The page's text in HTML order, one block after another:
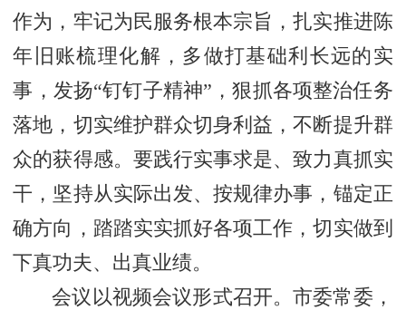
作为，牢记为民服务根本宗旨，扎实推进陈
年旧账梳理化解，多做打基础利长远的实
事，发扬“钉钉子精神”，狠抓各项整治任务
落地，切实维护群众切身利益，不断提升群
众的获得感。要践行实事求是、致力真抓实
干，坚持从实际出发、按规律办事，锚定正
确方向，踏踏实实抓好各项工作，切实做到
下真功夫、出真业绩。
会议以视频会议形式召开。市委常委，